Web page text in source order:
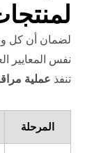
لضمان أن كل
نفس المعايير
تنفذ عملية مراقبة
المرحلة